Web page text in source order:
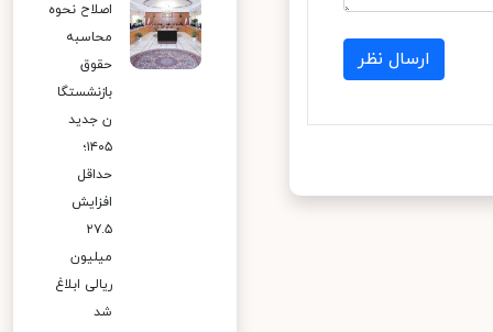
ارسال نظر
اصلاح نحوه
محاسبه
حقوق
بازنشستگا
ن جدید
۱۴۰۵؛
حداقل
افزایش
۲۷.۵
میلیون
ریالی ابلاغ
شد